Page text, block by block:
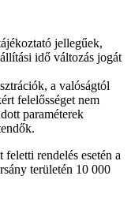
jellegűek,
idő változás jogát
a valóságtól
felelősséget nem
paraméterek
rendelés esetén a
területén 10 000